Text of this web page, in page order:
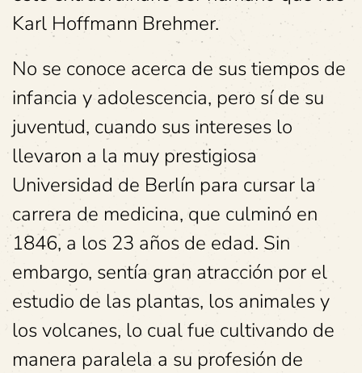
Karl Hoffmann Brehmer.
No se conoce acerca de sus tiempos de
infancia y adolescencia, pero sí de su
juventud, cuando sus intereses lo
llevaron a la muy prestigiosa
Universidad de Berlín para cursar la
carrera de medicina, que culminó en
1846, a los 23 años de edad. Sin
embargo, sentía gran atracción por el
estudio de las plantas, los animales y
los volcanes, lo cual fue cultivando de
manera paralela a su profesión de